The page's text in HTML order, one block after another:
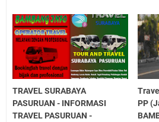
TRAVEL SURABAYA
PASURUAN - INFORMASI
TRAVEL PASURUAN -
PP